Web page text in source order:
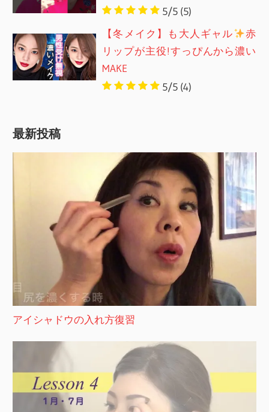
5/5 (5)
【冬メイク】も大人ギャル
赤
リップが主役!すっぴんから濃い
MAKE
5/5 (4)
最新投稿
アイシャドウの入れ方復習